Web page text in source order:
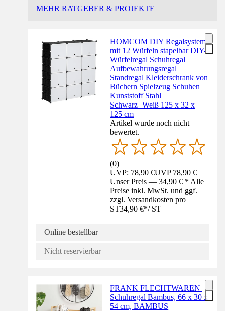
MEHR RATGEBER & PROJEKTE
HOMCOM DIY Regalsystem
mit 12 Würfeln stapelbar DIY-
Würfelregal Schuhregal
Aufbewahrungsregal
Standregal Kleiderschrank von
Büchern Spielzeug Schuhen
Kunststoff Stahl
Schwarz+Weiß 125 x 32 x
125 cm
Artikel wurde noch nicht
bewertet.
(0)
UVP: 78,90 €UVP78,90 €
Unser Preis — 34,90 € * Alle
Preise inkl. MwSt. und ggf.
zzgl. Versandkosten pro
ST34,90 €*/ ST
Online bestellbar
Nicht reservierbar
FRANK FLECHTWAREN |
Schuhregal Bambus, 66 x 30 x
54 cm, BAMBUS